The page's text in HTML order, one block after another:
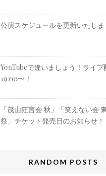
公演スケジュールを更新いたしま
YouTubeで逢いましょう！ライブ
19:00〜！
「茂山狂言会 秋」「笑えない会
祭」チケット発売日のお知らせ！
RANDOM POSTS